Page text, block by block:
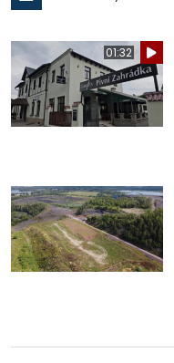
01:32